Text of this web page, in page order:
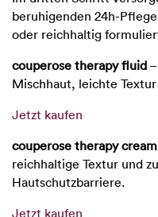
beruhigenden 24h-
oder reichhaltig
couperose therapy fluid
Mischhaut, leichte
Jetzt kaufen
couperose therapy cream
reichhaltige Textur und
Hautschutzbarriere.
Jetzt kaufen